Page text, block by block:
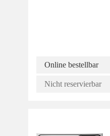
Online bestellbar
Nicht reservierbar